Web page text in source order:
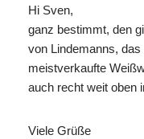
Hi Sven,
ganz bestimmt, den
von Lindemanns,
meistverkaufte
auch recht weit oben
Viele Grüße